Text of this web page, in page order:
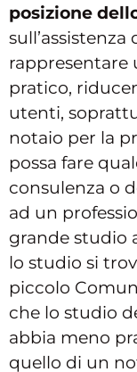
posizione
rappresentare
pratico,
utenti,
notaio per la
possa fare
consulenza o
ad un
grande studio
lo studio si
piccolo
che lo studio
abbia meno
quello di un